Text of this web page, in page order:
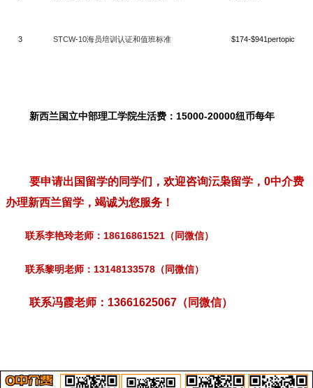
3 STCW-10海员培训认证和值班标准 $174-$941pertopic
新西兰国立中部理工学院生活费：15000-20000纽币每年
要申请出国留学的同学们，欢迎咨询沄枭留学， 0中介费
办理新西兰留学，竭诚为您服务！
联系李艳玲老师： 18616861521 （同微信）
联系黎明老师： 13148133578 （同微信）
联系冯霞老师： 13661625067 （同微信）